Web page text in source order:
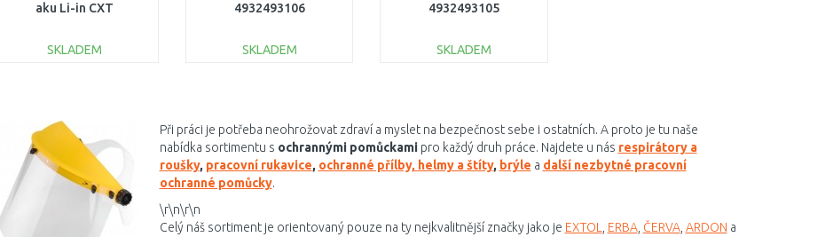
aku Li-in CXT
SKLADEM
Porovnat
4932493106
SKLADEM
4932493105
SKLADEM
Při práci je potřeba neohrožovat zdraví a myslet na bezpečnost sebe i ostatních. A proto je tu naše
nabídka sortimentu s ochrannými pomůckamipro každý druh práce. Najdete u nás respirátory a
roušky, pracovní rukavice, ochranné přílby, helmy a štíty, brýle a další nezbytné pracovní
ochranné pomůcky.
\r\n\r\n
Celý náš sortiment je orientovaný pouze na ty nejkvalitnější značky jako je EXTOL ERBA, ČERVA, ARDON a